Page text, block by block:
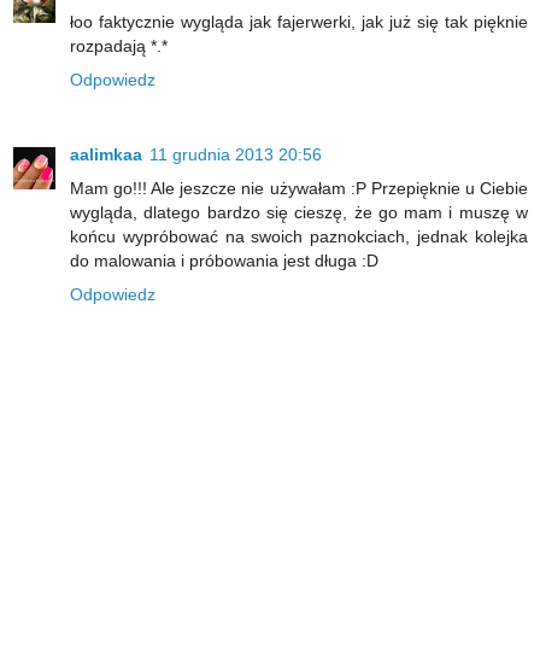
łoo faktycznie wygląda jak fajerwerki, jak już się tak pięknie
rozpadają *.*
Odpowiedz
aalimkaa 11 grudnia 2013 20:56
Mam go!!! Ale jeszcze nie używałam :P Przepięknie u Ciebie
wygląda, dlatego bardzo się cieszę, że go mam i muszę w
końcu wypróbować na swoich paznokciach, jednak kolejka
do malowania i próbowania jest długa :D
Odpowiedz